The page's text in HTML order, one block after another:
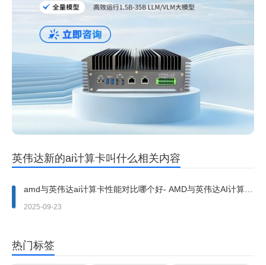
英伟达新的ai计算卡叫什么相关内容
amd与英伟达ai计算卡性能对比哪个好- AMD与英伟达AI计算卡
性能对比
2025-09-23
热门标签